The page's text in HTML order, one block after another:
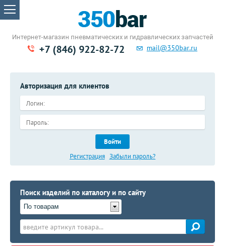
Интернет-магазин пневматическихи гидравлических запчастей
+7 (846) 922-82-72 mail@350bar.ru
Авторизация для клиентов
Войти
Регистрация Забыли пароль?
Поиск изделий по каталогу и по сайту
По товарам